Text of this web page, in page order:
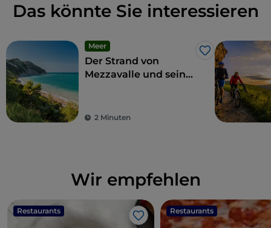
Das könnte Sie interessieren
Meer
Like
Der Strand von
Mezzavalle und seine
2 Minuten
Wir empfehlen
Restaurants
Like
Restaurants